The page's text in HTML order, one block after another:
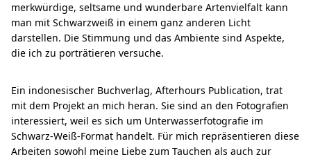
merkwürdige, seltsame und wunderbare Artenvielfalt kann
man mit Schwarzweiß in einem ganz anderen Licht
darstellen. Die Stimmung und das Ambiente sind Aspekte,
die ich zu porträtieren versuche.
Ein indonesischer Buchverlag, Afterhours Publication, trat
mit dem Projekt an mich heran. Sie sind an den Fotografien
interessiert, weil es sich um Unterwasserfotografie im
Schwarz-Weiß-Format handelt. Für mich repräsentieren diese
Arbeiten sowohl meine Liebe zum Tauchen als auch zur